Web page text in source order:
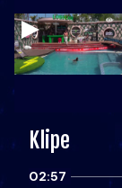
Klipe
02:57